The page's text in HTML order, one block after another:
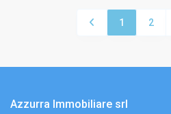
1 2
Azzurra Immobiliare srl